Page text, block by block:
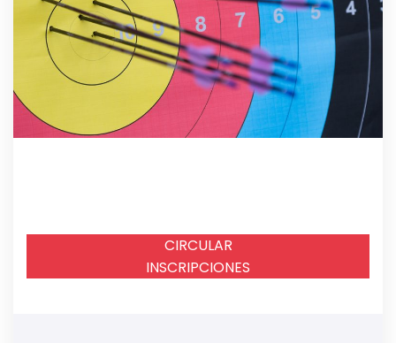
CIRCULAR
INSCRIPCIONES